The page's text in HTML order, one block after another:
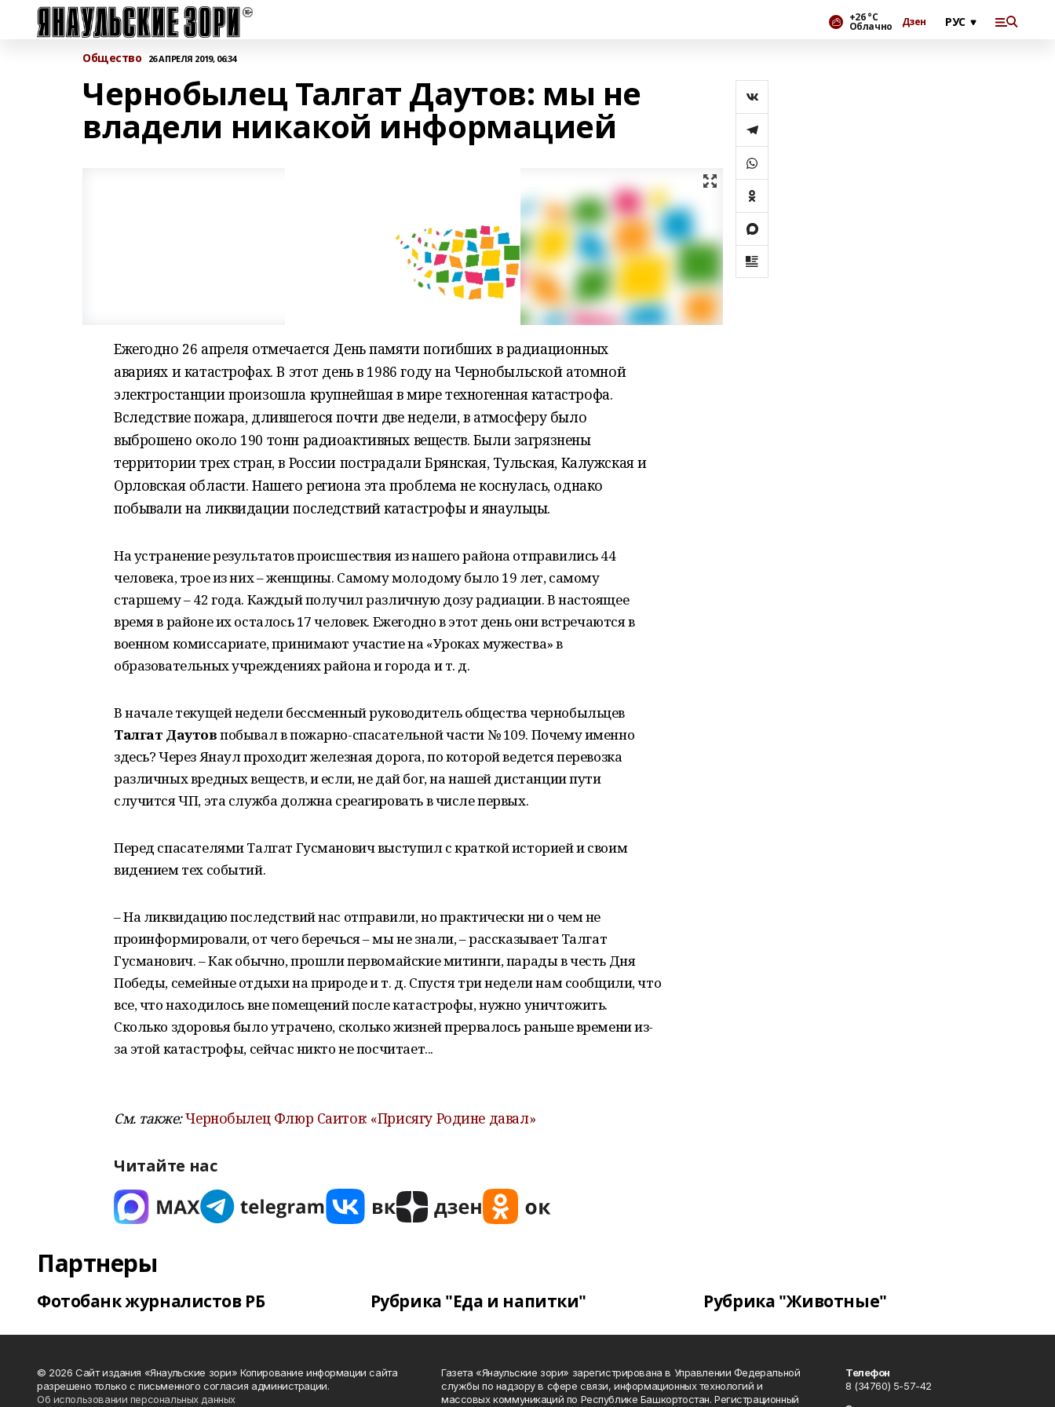
+26 °С
Облачно Дзен
Общество 26 АПРЕЛЯ 2019, 06:34
Чернобылец Талгат Даутов: мы не
владели никакой информацией
Ежегодно 26 апреля отмечается День памяти погибших в радиационных
авариях и катастрофах. В этот день в 1986 году на Чернобыльской атомной
электростанции произошла крупнейшая в мире техногенная катастрофа.
Вследствие пожара, длившегося почти две недели, в атмосферу было
выброшено около 190 тонн радиоактивных веществ. Были загрязнены
территории трех стран, в России пострадали Брянская, Тульская, Калужская и
Орловская области. Нашего региона эта проблема не коснулась, однако
побывали на ликвидации последствий катастрофы и янаульцы.
На устранение результатов происшествия из нашего района отправились 44
человека, трое из них – женщины. Самому молодому было 19 лет, самому
старшему – 42 года. Каждый получил различную дозу радиации. В настоящее
время в районе их осталось 17 человек. Ежегодно в этот день они встречаются в
военном комиссариате, принимают участие на «Уроках мужества» в
образовательных учреждениях района и города и т. д.
В начале текущей недели бессменный руководитель общества чернобыльцев
Талгат Даутовпобывал в пожарно-спасательной части № 109. Почему именно
здесь? Через Янаул проходит железная дорога, по которой ведется перевозка
различных вредных веществ, и если, не дай бог, на нашей дистанции пути
случится ЧП, эта служба должна среагировать в числе первых.
Перед спасателями Талгат Гусманович выступил с краткой историей и своим
видением тех событий.
– На ликвидацию последствий нас отправили, но практически ни о чем не
проинформировали, от чего беречься – мы не знали, – рассказывает Талгат
Гусманович. – Как обычно, прошли первомайские митинги, парады в честь Дня
Победы, семейные отдыхи на природе и т. д. Спустя три недели нам сообщили, что
все, что находилось вне помещений после катастрофы, нужно уничтожить.
Сколько здоровья было утрачено, сколько жизней прервалось раньше времени из-
за этой катастрофы, сейчас никто не посчитает...
См. также:Чернобылец Флюр Саитов: «Присягу Родине давал»
Читайте нас
Партнеры
Фотобанк журналистов РБ Рубрика "Еда и напитки" Рубрика "Животные"
© 2026 Сайт издания «Янаульские зори» Копирование информации сайта
разрешено только с письменного согласия администрации.
Об использовании персональных данных
Газета «Янаульские зори» зарегистрирована в Управлении Федеральной
службы по надзору в сфере связи, информационных технологий и
массовых коммуникаций по Республике Башкортостан. Регистрационный
Телефон
8 (34760) 5-57-42